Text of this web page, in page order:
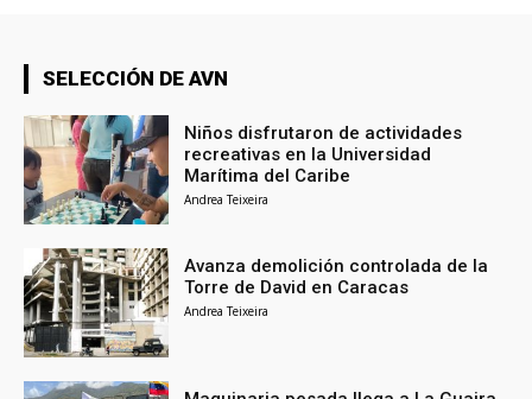
SELECCIÓN DE AVN
Niños disfrutaron de actividades
recreativas en la Universidad
Marítima del Caribe
Andrea Teixeira
Avanza demolición controlada de la
Torre de David en Caracas
Andrea Teixeira